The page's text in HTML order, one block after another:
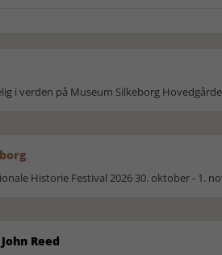
i verden på Museum Silkeborg
Historie Festival 2026 30. oktober - 1.
Reed